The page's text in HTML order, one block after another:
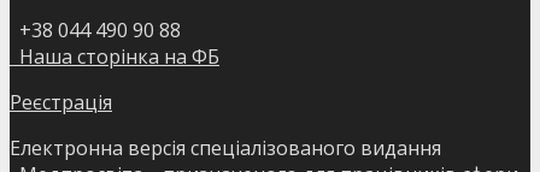
+38 044 490 90 88
Наша сторінка на ФБ
Реєстрація
Електронна версія спеціалізованого видання